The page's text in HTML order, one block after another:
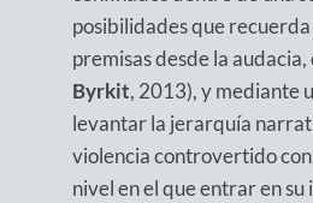
posibilidades que
premisas desde la audacia,
Byrkit, 2013), y mediante
levantar la jerarquía
violencia controvertido
nivel en el que entrar en